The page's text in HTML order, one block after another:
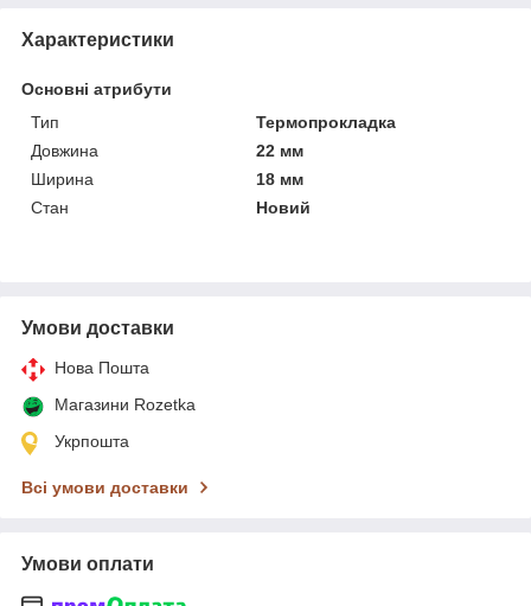
Характеристики
Основні атрибути
Тип
Термопрокладка
Довжина
22 мм
Ширина
18 мм
Стан
Новий
Умови доставки
Нова Пошта
Магазини Rozetka
Укрпошта
Всі умови доставки
Умови оплати